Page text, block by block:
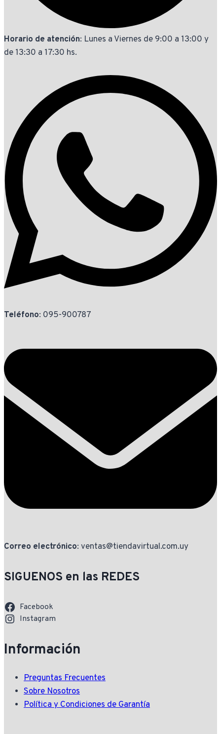
Horario de atención: Lunes a Viernes de 9:00 a 13:00 y
de 13:30 a 17:30 hs.
Teléfono: 095-900787
Correo electrónico: ventas@tiendavirtual.com.uy
SIGUENOS en las REDES
Facebook
Instagram
Información
Preguntas Frecuentes
Sobre Nosotros
Política y Condiciones de Garantía